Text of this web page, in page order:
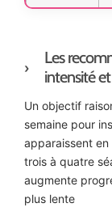
Les
intensité
Un objectif
semaine pour
apparaissent
trois à quatre
augmente
plus lente